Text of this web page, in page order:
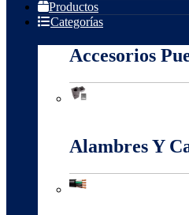
Productos
Categorías
Accesorios
Alambres Y